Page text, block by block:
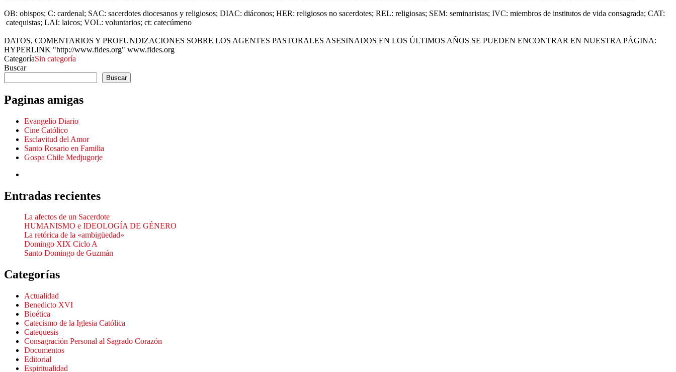
OB: obispos; C: cardenal; SAC: sacerdotes diocesanos y religiosos; DIAC: diáconos; HER: religiosos no sacerdotes; REL: religiosas; SEM: seminaristas; IVC: miembros de institutos de vida consagrada; CAT:
catequistas; LAI: laicos; VOL: voluntarios; ct: catecúmeno
DATOS, COMENTARIOS Y PROFUNDIZACIONES SOBRE LOS AGENTES PASTORALES ASESINADOS EN LOS ÚLTIMOS AÑOS SE PUEDEN ENCONTRAR EN NUESTRA PÁGINA:
HYPERLINK "http://www.fides.org" www.fides.org
CategoríaSin categoría
Buscar
Buscar
Paginas amigas
Evangelio Diario
Cine Católico
Esclavitud del Amor
Santo Rosario en Familia
Gospa Chile Medjugorje
Entradas recientes
La afectos de un Sacerdote
HUMANISMO e IDEOLOGÍA DE GÉNERO
La retórica de la «ambigüedad»
Domingo XIX Ciclo A
Santo Domingo de Guzmán
Categorías
Actualidad
Benedicto XVI
Bioética
Catecismo de la Iglesia Católica
Catequesis
Consagración Personal al Sagrado Corazón
Documentos
Editorial
Espiritualidad